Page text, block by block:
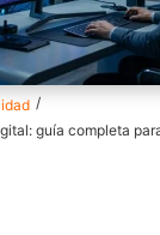
/
guía completa